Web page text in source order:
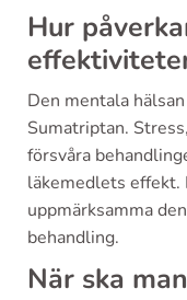
Hur
Den mentala
Sumatriptan.
försvåra
läkemedlets
uppmärksamma
behandling.
När ska